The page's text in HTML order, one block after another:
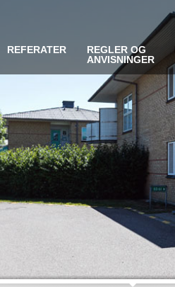
REFERATER
REGLER OG
ANVISNINGER